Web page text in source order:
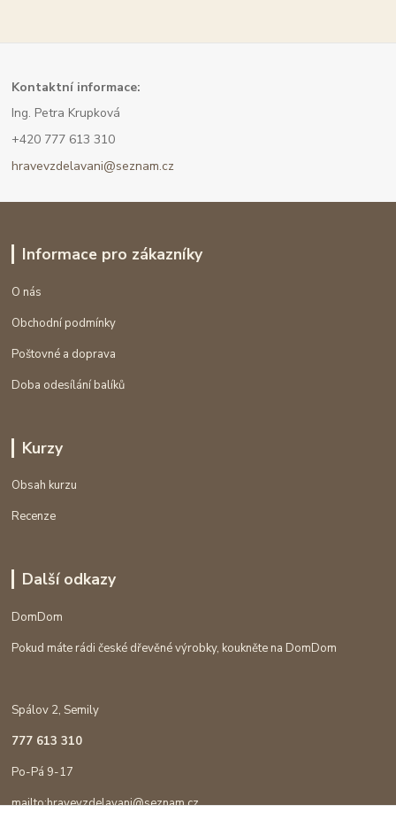
Kontaktní informace:
Ing. Petra Krupková
+420 777 613 310
hravevzdelavani@seznam.cz
Informace pro zákazníky
O nás
Obchodní podmínky
Poštovné a doprava
Doba odesílání balíků
Kurzy
Obsah kurzu
Recenze
Další odkazy
DomDom
Pokud máte rádi české dřevěné výrobky, koukněte na DomDom
Spálov 2, Semily
777 613 310
Po-Pá 9-17
mailto:hravevzdelavani@seznam.cz